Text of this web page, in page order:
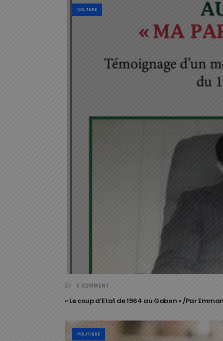
CULTURE
0 COMMENT
« Le coup d’Etat de 1964 au Gabon » /Par
POLITIQUE